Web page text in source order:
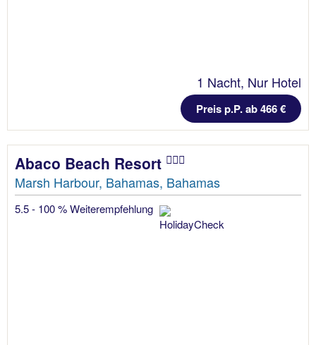
1 Nacht, Nur Hotel
Preis p.P. ab 466 €
Abaco Beach Resort
Marsh Harbour, Bahamas, Bahamas
5.5 - 100 % Weiterempfehlung